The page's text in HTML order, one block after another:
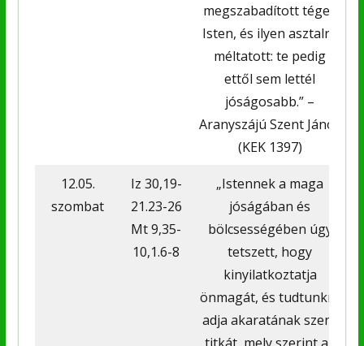
megszabadított téged
Isten, és ilyen asztalra
méltatott: te pedig
ettől sem lettél
jóságosabb.” –
Aranyszájú Szent János
(KEK 1397)
12.05.
szombat
Iz 30,19-
21.23-26
Mt 9,35-
10,1.6-8
„Istennek a maga
jóságában és
bölcsességében úgy
tetszett, hogy
kinyilatkoztatja
önmagát, és tudtunkra
adja akaratának szent